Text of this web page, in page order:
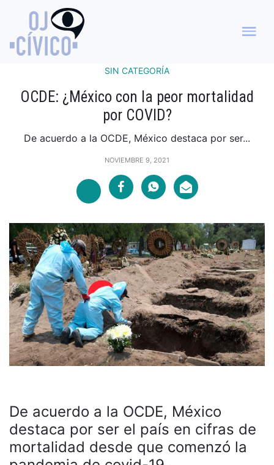
SIN CATEGORÍA
OCDE: ¿México con la peor mortalidad
por COVID?
De acuerdo a la OCDE, México destaca por ser...
NOVIEMBRE 9, 2021
De acuerdo a la OCDE, México
destaca por ser el país en cifras de
mortalidad desde que comenzó la